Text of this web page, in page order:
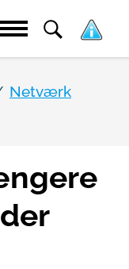
Netværk